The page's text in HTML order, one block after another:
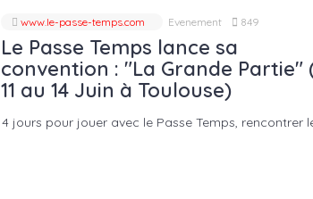
www.le-passe-temps.com Evenement 849
Le Passe Temps lance sa
convention : "La Grande Partie"
11 au 14 Juin à Toulouse)
4 jours pour jouer avec le Passe Temps, rencontrer